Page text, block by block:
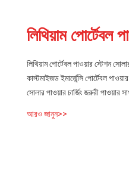
লিথিয়াম পোর্টেবল
লিথিয়াম পোর্টেবল পাওয়ার স্টেশন
কাস্টমাইজড ইমার্জেন্সি পোর্টেবল
সোলার পাওয়ার চার্জিং জরুরী
আরও জানুন>>